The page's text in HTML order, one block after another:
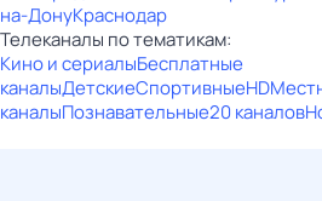
на-ДонуКраснодар
Телеканалы по тематикам:
Кино и сериалыБесплатные
каналыДетскиеСпортивныеHD
каналыПознавательные20 каналов